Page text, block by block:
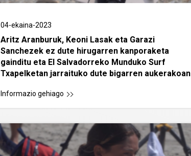
04-ekaina-2023
Aritz Aranburuk, Keoni Lasak eta Garazi
Sanchezek ez dute hirugarren kanporaketa
gainditu eta El Salvadorreko Munduko Surf
Txapelketan jarraituko dute bigarren aukerakoan
Informazio gehiago